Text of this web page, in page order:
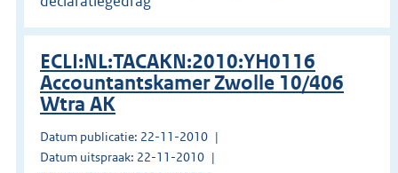
ECLI:NL:TACAKN:2010:YH0116
Accountantskamer Zwolle 10/406
Wtra AK
Datum publicatie: 22-11-2010
Datum uitspraak: 22-11-2010